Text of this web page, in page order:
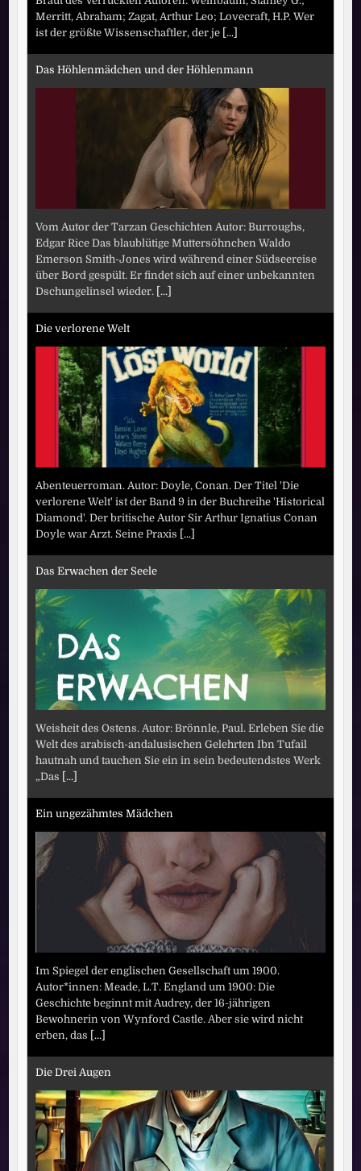
Merritt, Abraham; Zagat, Arthur Leo; Lovecraft, H.P. Wer
ist der größte Wissenschaftler, der je [...]
Das Höhlenmädchen und der Höhlenmann
Vom Autor der Tarzan Geschichten Autor: Burroughs,
Edgar Rice Das blaublütige Muttersöhnchen Waldo
Emerson Smith-Jones wird während einer Südseereise
über Bord gespült. Er findet sich auf einer unbekannten
Dschungelinsel wieder. [...]
Die verlorene Welt
Abenteuerroman. Autor: Doyle, Conan. Der Titel 'Die
verlorene Welt' ist der Band 9 in der Buchreihe 'Historical
Diamond'. Der britische Autor Sir Arthur Ignatius Conan
Doyle war Arzt. Seine Praxis [...]
Das Erwachen der Seele
Weisheit des Ostens. Autor: Brönnle, Paul. Erleben Sie die
Welt des arabisch-andalusischen Gelehrten Ibn Tufail
hautnah und tauchen Sie ein in sein bedeutendstes Werk
„Das [...]
Ein ungezähmtes Mädchen
Im Spiegel der englischen Gesellschaft um 1900.
Autor*innen: Meade, L.T. England um 1900: Die
Geschichte beginnt mit Audrey, der 16-jährigen
Bewohnerin von Wynford Castle. Aber sie wird nicht
erben, das [...]
Die Drei Augen